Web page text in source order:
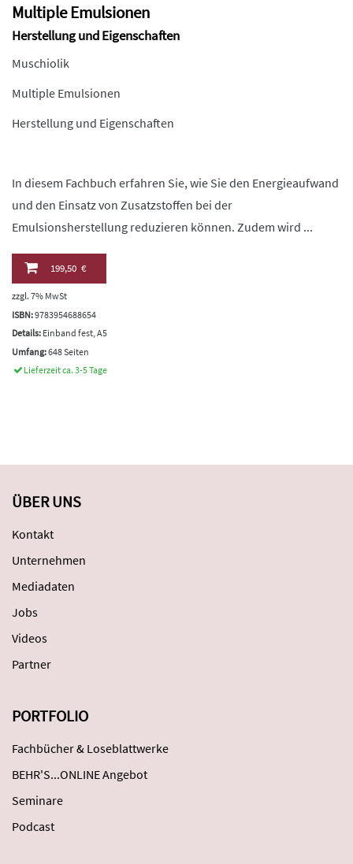
Multiple Emulsionen
Herstellung und Eigenschaften
Muschiolik
Multiple Emulsionen
Herstellung und Eigenschaften
In diesem Fachbuch erfahren Sie, wie Sie den Energieaufwand
und den Einsatz von Zusatzstoffen bei der
Emulsionsherstellung reduzieren können. Zudem wird ...
199,50 €
zzgl. 7% MwSt
ISBN:9783954688654
Details: Einband fest, A5
Umfang:648 Seiten
Lieferzeit ca. 3-5 Tage
ÜBER UNS
Kontakt
Unternehmen
Mediadaten
Jobs
Videos
Partner
PORTFOLIO
Fachbücher & Loseblattwerke
BEHR'S...ONLINE Angebot
Seminare
Podcast